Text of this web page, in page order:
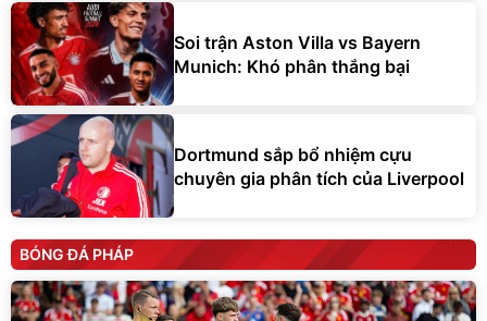
Soi trận Aston Villa vs Bayern
Munich: Khó phân thắng bại
Dortmund sắp bổ nhiệm cựu
chuyên gia phân tích của Liverpool
BÓNG ĐÁ PHÁP